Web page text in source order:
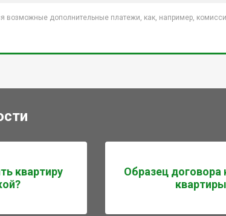
возможные дополнительные платежи, как, например,
квартиру
Образец договора